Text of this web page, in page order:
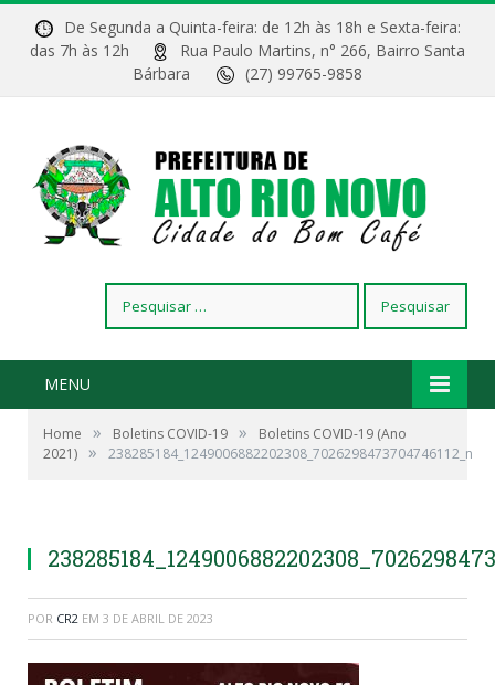
De Segunda a Quinta-feira: de 12h às 18h e Sexta-feira:
das 7h às 12h
Rua Paulo Martins, n° 266, Bairro Santa
Bárbara
(27) 99765-9858
por:
MENU
Home » Boletins COVID-19 »
Boletins COVID-19 (Ano
2021) » 238285184_1249006882202308_7026298473704746112_n
POR CR2 EM 3 DE ABRIL DE 2023